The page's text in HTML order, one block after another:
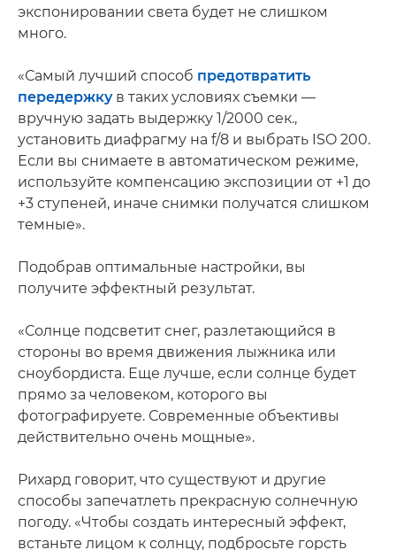
экспонировании света будет не слишком
много.
«Самый лучший способ предотвратить
передержкув таких условиях съемки —
вручную задать выдержку 1/2000 сек.,
установить диафрагму на f/8 и выбрать ISO 200.
Если вы снимаете в автоматическом режиме,
используйте компенсацию экспозиции от +1 до
+3 ступеней, иначе снимки получатся слишком
темные».
Подобрав оптимальные настройки, вы
получите эффектный результат.
«Солнце подсветит снег, разлетающийся в
стороны во время движения лыжника или
сноубордиста. Еще лучше, если солнце будет
прямо за человеком, которого вы
фотографируете. Современные объективы
действительно очень мощные».
Рихард говорит, что существуют и другие
способы запечатлеть прекрасную солнечную
погоду. «Чтобы создать интересный эффект,
встаньте лицом к солнцу, подбросьте горсть